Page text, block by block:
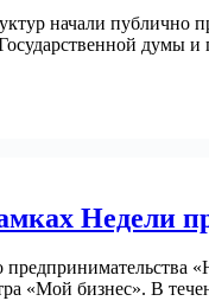
начали публично
думы и
Недели
«Мой бизнес». В